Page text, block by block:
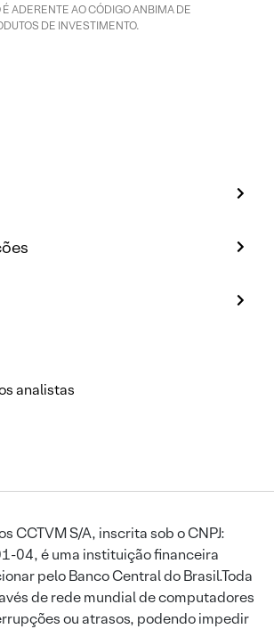
É ADERENTE AO CÓDIGO ANBIMA DE
DE INVESTIMENTO.
analistas
CCTVM S/A, inscrita sob o CNPJ:
04, é uma instituição financeira
pelo Banco Central do Brasil.Toda
de rede mundial de computadores
ou atrasos, podendo impedir